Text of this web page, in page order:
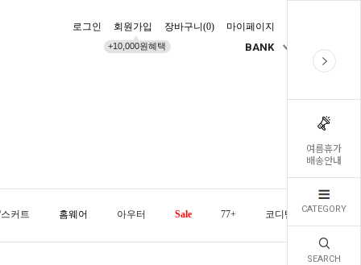
여름휴가
배송안내
CATEGORY
SEARCH
로그인 회원가입
+10,000원혜택
장바구니(0) 마이페이지
BANK
커트 홈웨어 아우터 Sale 77+ 코디템 오늘발송